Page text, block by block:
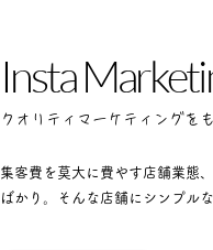
Insta
クオリティマーケティングを
集客費を莫大に費やす店舗業態
ばかり。そんな店舗にシンプル